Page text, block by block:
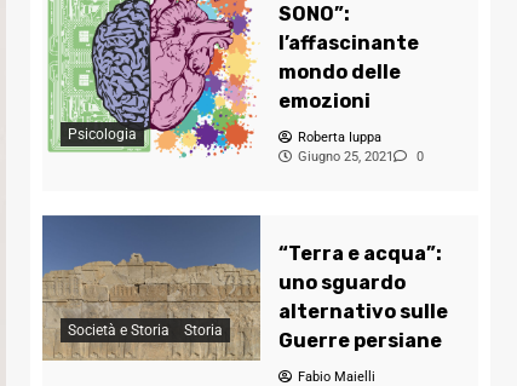
Psicologia
SONO”:
l’affascinante
mondo delle
emozioni
Roberta Iuppa
Giugno 25, 2021
0
Società e Storia Storia
“Terra e acqua”:
uno sguardo
alternativo sulle
Guerre persiane
Fabio Maielli